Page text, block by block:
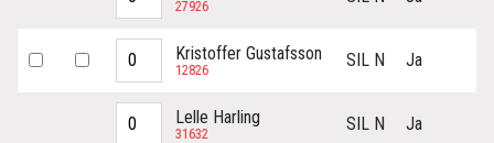
27926
Kristoffer Gustafsson
12826 SIL N Ja
Lelle Harling
31632 SIL N Ja